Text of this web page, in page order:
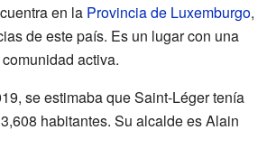
en la Provincia de Luxemburgo,
de este país. Es un lugar con una
activa.
se estimaba que Saint-Léger tenía
habitantes. Su alcalde es Alain